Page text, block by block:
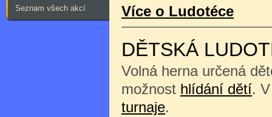
Seznam všech akcí
Více o Ludotéce
DĚTSKÁ
Volná herna určená
možnost hlídání dětí.
turnaje.